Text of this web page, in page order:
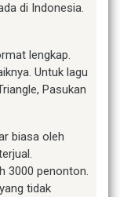
di Indonesia.
lengkap.
Untuk lagu
Pasukan
biasa oleh
3000 penonton.
tidak